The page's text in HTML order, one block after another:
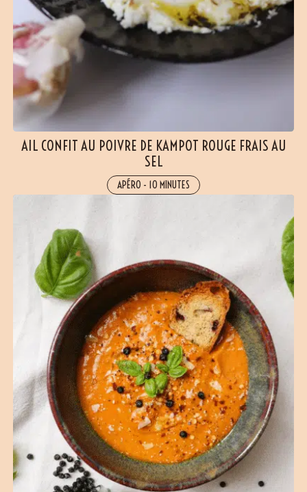
AIL CONFIT AU POIVRE DE KAMPOT ROUGE FRAIS AU
SEL
APÉRO - 10 MINUTES